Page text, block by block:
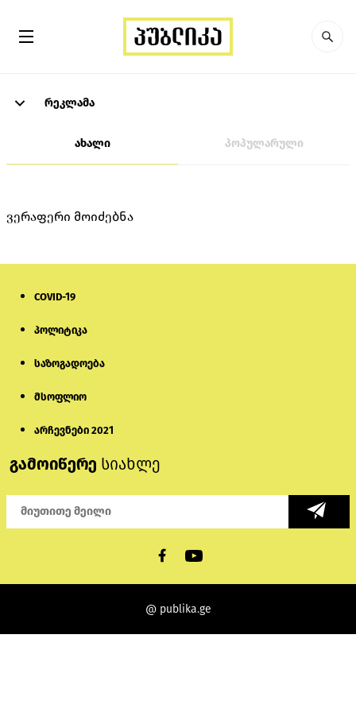
რეკლამა
ახალი პოპულარული
ვერაფერი მოიძებნა
COVID-19
პოლიტიკა
საზოგადოება
მსოფლიო
არჩევნები 2021
გამოიწერე სიახლე
@ publika.ge